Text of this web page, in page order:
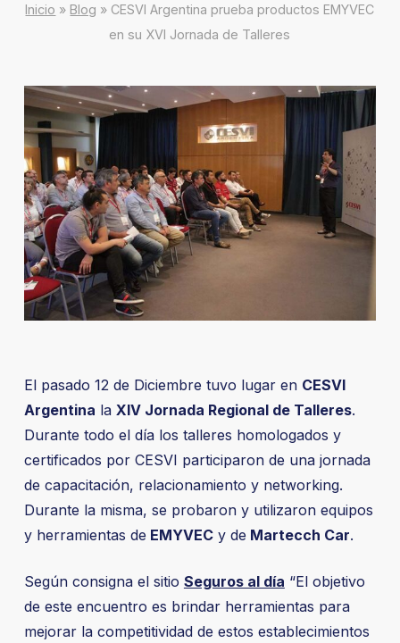
Inicio » Blog » CESVI Argentina prueba productos EMYVEC
en su XVI Jornada de Talleres
El pasado 12 de Diciembre tuvo lugar en CESVI
Argentina la XIV Jornada Regional de Talleres.
Durante todo el día los talleres homologados y
certificados por CESVI participaron de una jornada
de capacitación, relacionamiento y networking.
Durante la misma, se probaron y utilizaron equipos
y herramientas de EMYVECy de Martecch Car.
Según consigna el sitio Seguros al día “El objetivo
de este encuentro es brindar herramientas para
mejorar la competitividad de estos establecimientos